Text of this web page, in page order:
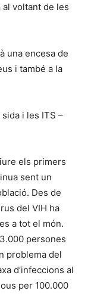
al voltant de les
una encesa de
i també a la
i les ITS –
els primers
sent un
Des de
del VIH ha
a tot el món.
persones
problema del
d’infeccions al
per 100.000